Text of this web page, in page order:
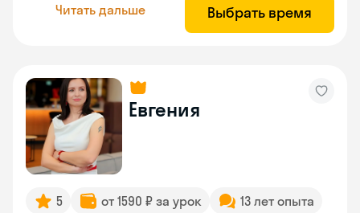
Читать дальше Выбрать время
Евгения
5 от 1590 ₽ за урок
13 лет опыта